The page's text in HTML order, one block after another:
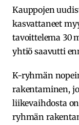
Kauppojen
kasvattaneet
tavoittelema 30
yhtiö saavutti
K-ryhmän
rakentaminen,
liikevaihdosta
ryhmän